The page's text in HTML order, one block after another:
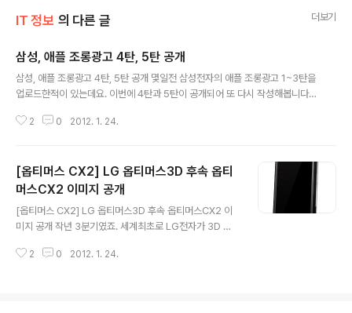
IT 정보 의 다른 글 더보기
삼성, 애플 조롱광고 4탄, 5탄 공개
삼성, 애플 조롱광고 4탄, 5탄 공개 몇일전 삼성전자의 애플 조롱광고 1~3탄을
업로드한적이 있는데요. 이번에 4탄과 5탄이 공개되어 또 다시 작성해봅니다.
성이 어떤 기능이 아이폰보다 좋다고 말하는지 알 수 있을 겁니다. 4탄 - 1~3탄
를 꺼내어 말을 하면 자동으로 음성을 인식해 메세지가 입력이 되는 장면을 보
여줍니다. 이것은 iOS5에 탑재된 SIRI 보다 더 많은 것을 갤럭시S2에서는 가
능하다는 것을 강조합니다. 5탄은 4G에 대한 광고입니다. 아이폰4S를 사기 위
해 줄..
2 0 2012. 1. 24.
[옵티머스 CX2] LG 옵티머스3D 후속 옵티
머스CX2 이미지 공개
[옵티머스 CX2] LG 옵티머스3D 후속 옵티머스CX2 이
미지 공개 작년 3분기였죠. 세계최초로 LG전자가 3D 스
옵티머스CX2 (옵티머스3D2)를 출시합니다. 옵티머스3
2 0 2012. 1. 24.